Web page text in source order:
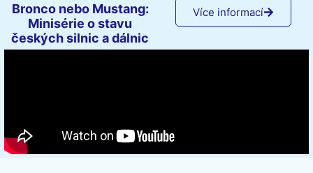
Bronco nebo Mustang:
Minisérie o stavu
českých silnic a dálnic
Více informací